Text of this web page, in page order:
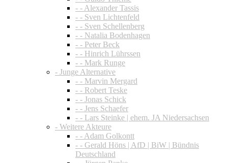
- - Alexander Tassis
- - Sven Lichtenfeld
- - Sven Schellenberg
- - Natalia Bodenhagen
- - Peter Beck
- - Hinrich Lührssen
- - Mark Runge
- Junge Alternative
- - Marvin Mergard
- - Robert Teske
- - Jonas Schick
- - Jens Schaefer
- - Lars Steinke | ehem. JA Niedersachsen
- Weitere Akteure
- - Adam Golkontt
- - Gerald Höns | AfD | BiW | Bündnis
Deutschland